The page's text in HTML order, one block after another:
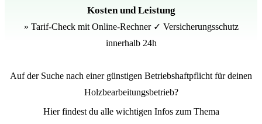
Kosten und Leistung
» Tarif-Check mit Online-Rechner ✓ Versicherungsschutz
innerhalb 24h
Auf der Suche nach einer günstigen Betriebshaftpflicht für deinen
Holzbearbeitungsbetrieb?
Hier findest du alle wichtigen Infos zum Thema